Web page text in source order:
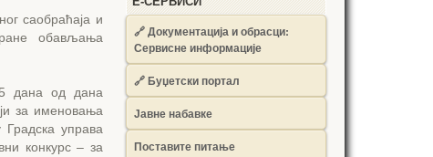
саобраћаја и
обављања
дана од дана
за именовања
управа
конкурс – за
🔗 Документација и обрасци:
Сервисне информације
🔗 Буџетски портал
Јавне набавке
Поставите питање